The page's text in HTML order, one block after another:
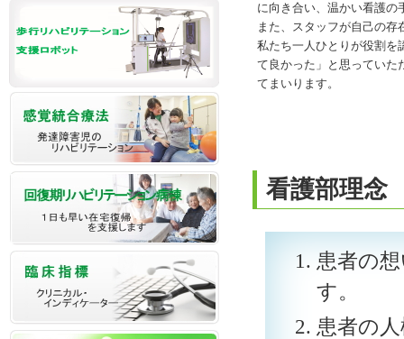
に向き合い、温かい看護の
また、スタッフが自己の
私たち一人ひとりが役割を
て良かった」と思っていた
てまいります。
看護部理念
患者の
す。
患者の